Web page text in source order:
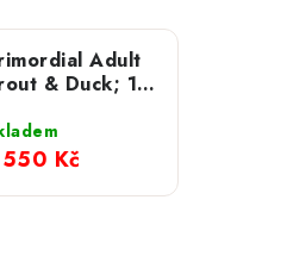
Adult
& Duck; 12
Kč